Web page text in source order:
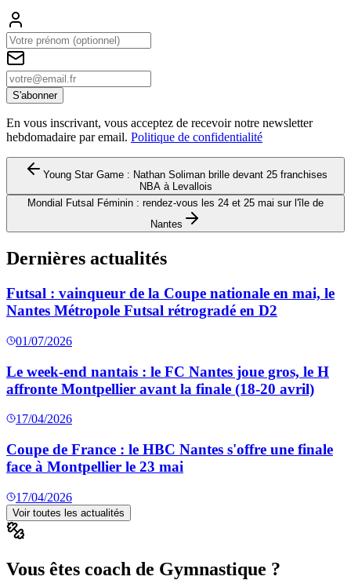
S'abonner
En vous inscrivant, vous acceptez de recevoir notre newsletter
hebdomadaire par email. Politique de confidentialité
Young Star Game : Nathan Soliman brille devant 25 franchises
NBA à Levallois
Mondial Futsal Féminin : rendez-vous les 24 et 25 mai sur l'île de
Nantes
Dernières actualités
Futsal : vainqueur de la Coupe nationale en mai, le
Nantes Métropole Futsal rétrogradé en D2
01/07/2026
Le week-end nantais : le FC Nantes joue gros, le H
affronte Montpellier avant la finale (18-20 avril)
17/04/2026
Coupe de France : le HBC Nantes s'offre une finale
face à Montpellier le 23 mai
17/04/2026
Voir toutes les actualités
Vous êtes coach de Gymnastique ?